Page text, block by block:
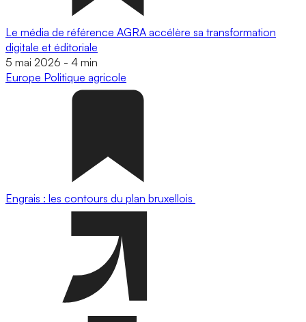
Le média de référence AGRA accélère sa transformation
digitale et éditoriale
5 mai 2026 - 4 min
Europe Politique agricole
Engrais : les contours du plan bruxellois